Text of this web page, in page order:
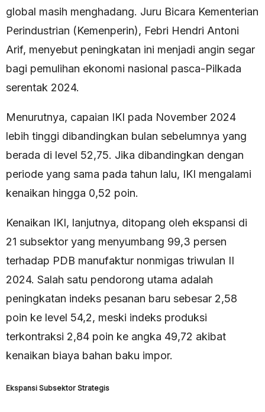
global masih menghadang. Juru Bicara Kementerian
Perindustrian (Kemenperin), Febri Hendri Antoni
Arif, menyebut peningkatan ini menjadi angin segar
bagi pemulihan ekonomi nasional pasca-Pilkada
serentak 2024.
Menurutnya, capaian IKI pada November 2024
lebih tinggi dibandingkan bulan sebelumnya yang
berada di level 52,75. Jika dibandingkan dengan
periode yang sama pada tahun lalu, IKI mengalami
kenaikan hingga 0,52 poin.
Kenaikan IKI, lanjutnya, ditopang oleh ekspansi di
21 subsektor yang menyumbang 99,3 persen
terhadap PDB manufaktur nonmigas triwulan II
2024. Salah satu pendorong utama adalah
peningkatan indeks pesanan baru sebesar 2,58
poin ke level 54,2, meski indeks produksi
terkontraksi 2,84 poin ke angka 49,72 akibat
kenaikan biaya bahan baku impor.
Ekspansi Subsektor Strategis